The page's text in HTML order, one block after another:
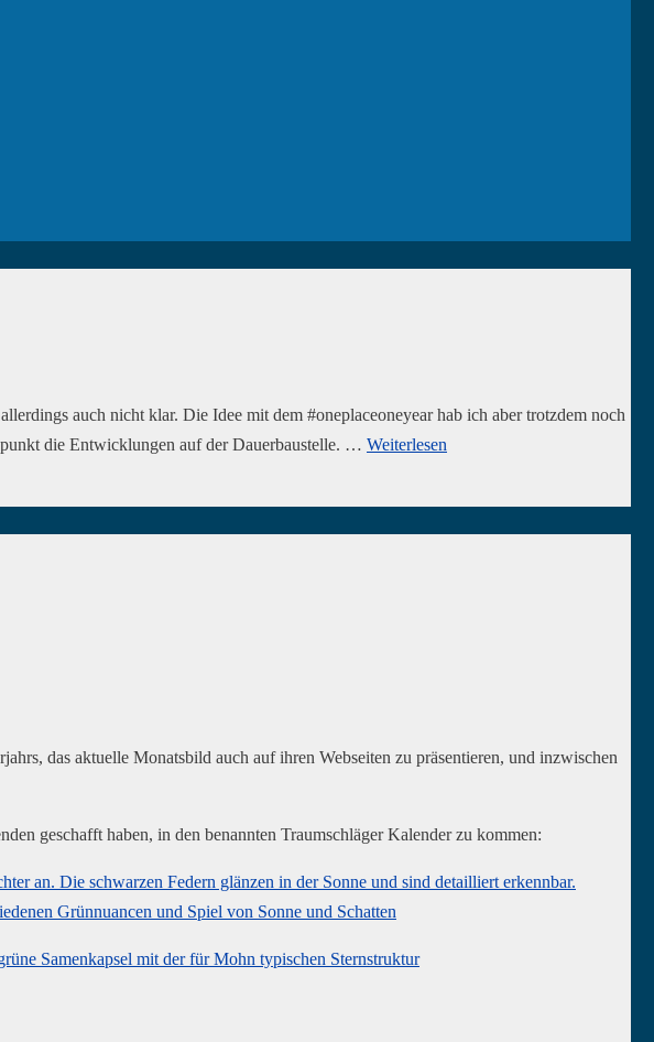
auch nicht klar. Die Idee mit dem #oneplaceoneyear hab ich aber trotzdem noch
die Entwicklungen auf der Dauerbaustelle. … Weiterlesen
das aktuelle Monatsbild auch auf ihren Webseiten zu präsentieren, und inzwischen
geschafft haben, in den benannten Traumschläger Kalender zu kommen: